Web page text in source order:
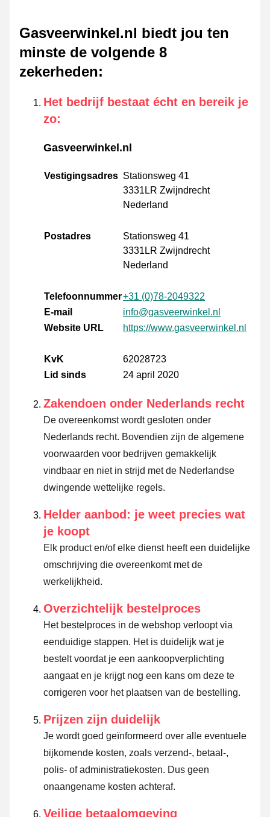
Gasveerwinkel.nl biedt jou ten
minste de volgende 8
zekerheden:
Het bedrijf bestaat écht en bereik je
zo:
Gasveerwinkel.nl
Vestigingsadres Stationsweg 41
3331LR Zwijndrecht
Nederland
Postadres
Stationsweg 41
3331LR Zwijndrecht
Nederland
Telefoonnummer+31 (0)78-2049322
E-mail
info@gasveerwinkel.nl
Website URL
https://www.gasveerwinkel.nl
KvK
62028723
Lid sinds
24 april 2020
Zakendoen onder Nederlands recht
De overeenkomst wordt gesloten onder
Nederlands recht. Bovendien zijn de algemene
voorwaarden voor bedrijven gemakkelijk
vindbaar en niet in strijd met de Nederlandse
dwingende wettelijke regels.
Helder aanbod: je weet precies wat
je koopt
Elk product en/of elke dienst heeft een duidelijke
omschrijving die overeenkomt met de
werkelijkheid.
Overzichtelijk bestelproces
Het bestelproces in de webshop verloopt via
eenduidige stappen. Het is duidelijk wat je
bestelt voordat je een aankoopverplichting
aangaat en je krijgt nog een kans om deze te
corrigeren voor het plaatsen van de bestelling.
Prijzen zijn duidelijk
Je wordt goed geïnformeerd over alle eventuele
bijkomende kosten, zoals verzend-, betaal-,
polis- of administratiekosten. Dus geen
onaangename kosten achteraf.
Veilige betaalomgeving